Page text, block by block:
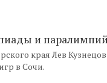
и
края Лев
в Сочи.